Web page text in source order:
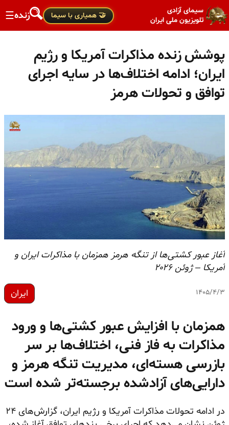
سیمای آزادی
تلویزیون ملی ایران
🤝 همیاری با سیما زنده☰
پوشش زنده مذاکرات آمریکا و رژیم
ایران؛ ادامه اختلاف‌ها در سایه اجرای
توافق و تحولات هرمز
آغاز عبور کشتی‌ها از تنگه هرمز همزمان با مذاکرات ایران و
آمریکا – ژوئن ۲۰۲۶
۱۴۰۵/۴/۳ ایران
همزمان با افزایش عبور کشتی‌ها و ورود
مذاکرات به فاز فنی، اختلاف‌ها بر سر
بازرسی هسته‌ای، مدیریت تنگه هرمز و
دارایی‌های آزادشده برجسته‌تر شده است
در ادامه تحولات مذاکرات آمریکا و رژیم ایران، گزارش‌های ۲۴